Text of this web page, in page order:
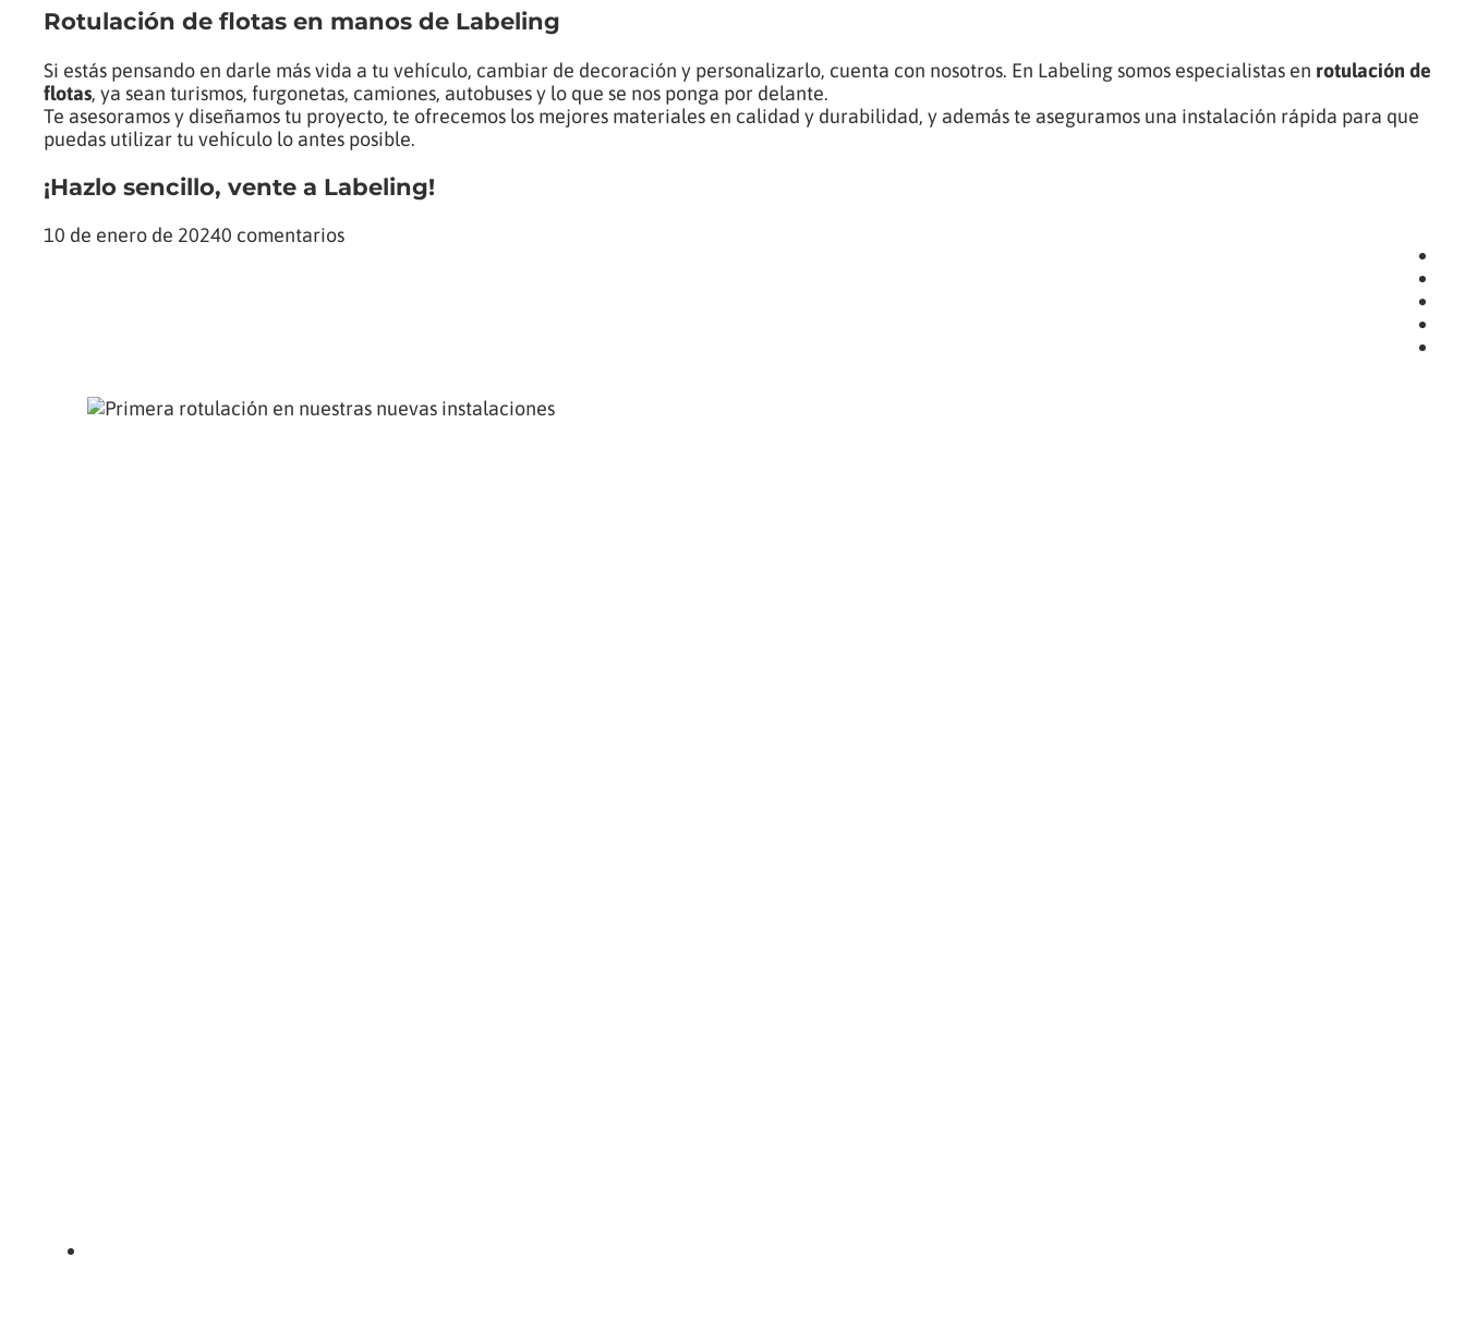
Rotulación de flotas en manos de Labeling
Si estás pensando en darle más vida a tu vehículo, cambiar de decoración y personalizarlo, cuenta con nosotros. En Labeling somos especialistas en rotulación de
flotas, ya sean turismos, furgonetas, camiones, autobuses y lo que se nos ponga por delante.
Te asesoramos y diseñamos tu proyecto, te ofrecemos los mejores materiales en calidad y durabilidad, y además te aseguramos una instalación rápida para que
puedas utilizar tu vehículo lo antes posible.
¡Hazlo sencillo, vente a Labeling!
10 de enero de 20240 comentarios